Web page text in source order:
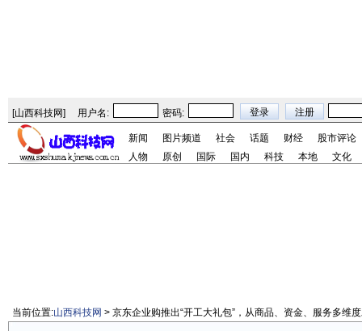
[山西科技网] 用户名: 密码:
新闻 图片频道 社会 话题 财经
股市评论
人物
原创 国际 国内 科技 本地 文化
当前位置:山西科技网 > 京东企业购推出“开工大礼包”，从商品、资金、服务多维